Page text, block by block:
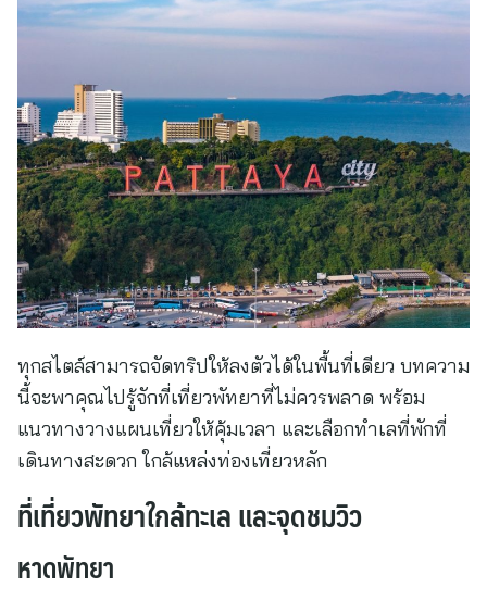
ทุกสไตล์สามารถจัดทริปให้ลงตัวได้ในพื้นที่เดียว บทความ
นี้จะพาคุณไปรู้จักที่เที่ยวพัทยาที่ไม่ควรพลาด พร้อม
แนวทางวางแผนเที่ยวให้คุ้มเวลา และเลือกทำเลที่พักที่
เดินทางสะดวก ใกล้แหล่งท่องเที่ยวหลัก
ที่เที่ยวพัทยาใกล้ทะเล และจุดชมวิว
หาดพัทยา